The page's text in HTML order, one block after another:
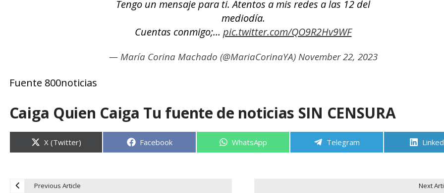
Tengo un mensaje para ti. Atentos a mis redes a las 12 del
mediodía.
Cuentas conmigo;… pic.twitter.com/QO9R2Hv9WF
— María Corina Machado (@MariaCorinaYA) November 22, 2023
Fuente 800noticias
Caiga Quien Caiga Tu fuente de noticias SIN CENSURA
Compartir
en
X (Twitter) Compartir
Facebook Compartir
WhatsApp Compartir
Telegram
Previous Article Next